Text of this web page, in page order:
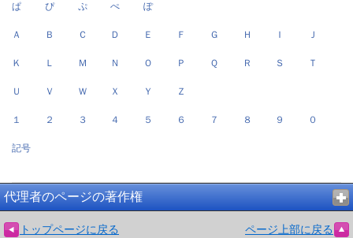
ぱ ぴ ぷ ぺ ぽ
Ａ Ｂ Ｃ Ｄ Ｅ Ｆ Ｇ Ｈ Ｉ Ｊ
Ｋ Ｌ Ｍ Ｎ Ｏ Ｐ Ｑ Ｒ Ｓ Ｔ
Ｕ Ｖ Ｗ Ｘ Ｙ Ｚ
１ ２ ３ ４ ５ ６ ７ ８ ９ ０
記号
代理者のページの著作権
トップページに戻る ページ上部に戻る